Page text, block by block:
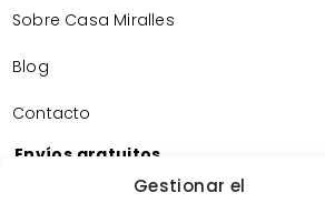
Gestionar el
Sobre Casa Miralles
Blog
Contacto
Envíos gratuitos
Envíos gratuitos por la compra de